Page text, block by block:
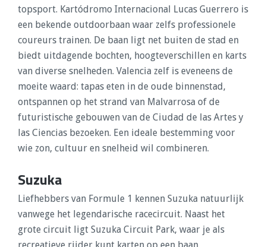
topsport. Kartódromo Internacional Lucas Guerrero is
een bekende outdoorbaan waar zelfs professionele
coureurs trainen. De baan ligt net buiten de stad en
biedt uitdagende bochten, hoogteverschillen en karts
van diverse snelheden. Valencia zelf is eveneens de
moeite waard: tapas eten in de oude binnenstad,
ontspannen op het strand van Malvarrosa of de
futuristische gebouwen van de Ciudad de las Artes y
las Ciencias bezoeken. Een ideale bestemming voor
wie zon, cultuur en snelheid wil combineren.
Suzuka
Liefhebbers van Formule 1 kennen Suzuka natuurlijk
vanwege het legendarische racecircuit. Naast het
grote circuit ligt Suzuka Circuit Park, waar je als
recreatieve rijder kunt karten op een baan